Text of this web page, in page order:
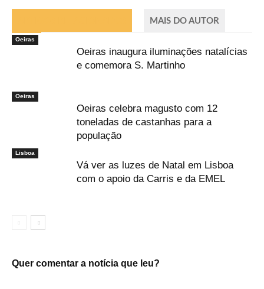
MAIS DO AUTOR
Oeiras
Oeiras inaugura iluminações natalícias
e comemora S. Martinho
Oeiras
Oeiras celebra magusto com 12
toneladas de castanhas para a
população
Lisboa
Vá ver as luzes de Natal em Lisboa
com o apoio da Carris e da EMEL
Quer comentar a notícia que leu?